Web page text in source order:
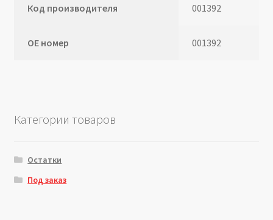
Код производителя 001392
ОЕ номер 001392
Категории товаров
Остатки
Под заказ